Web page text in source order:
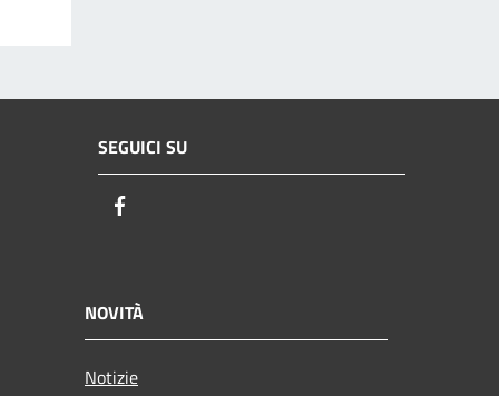
SEGUICI SU
NOVITÀ
Notizie